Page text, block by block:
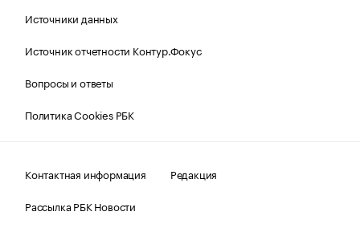
Источники данных
Источник отчетности Контур.Фокус
Вопросы и ответы
Политика Cookies РБК
Контактная информация
Редакция
Рассылка РБК Новости